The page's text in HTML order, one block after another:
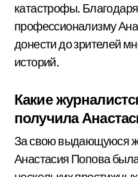
катастрофы.
профессионализму
донести до зрителей
историй.
Какие
получила
За свою выдающуюся
Анастасия Попова